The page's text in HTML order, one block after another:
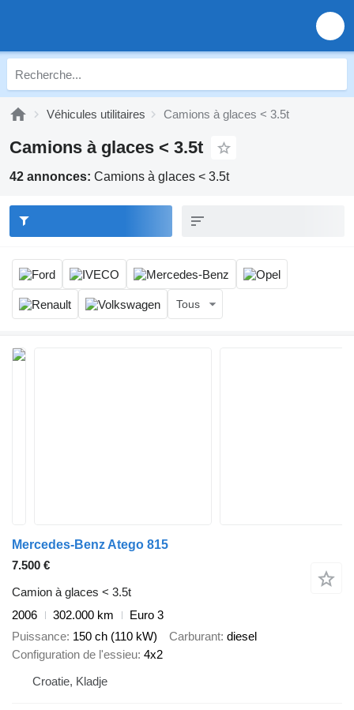
Véhicules utilitaires Camions à glaces < 3.5t
Camions à glaces < 3.5t
42 annonces: Camions à glaces < 3.5t
Tous
Mercedes-Benz Atego 815
7.500 €
Camion à glaces < 3.5t
2006
302.000 km
Euro 3
Puissance 150 ch (110 kW) Carburant diesel
Configuration de l'essieu 4x2
Croatie, Kladje